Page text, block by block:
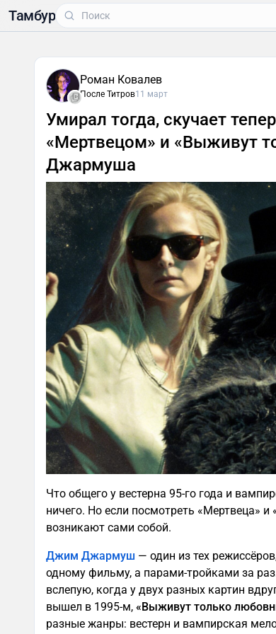
Тамбур
Роман Ковалев
После Титров11 март
Умирал тогда, скучает
«Мертвецом» и «Выживут
Джармуша
Что общего у вестерна 95-го года и
ничего. Но если посмотреть «Мертвеца»
возникают сами собой.
Джим Джармуш — один из тех
одному фильму, а парами-тройками за
вслепую, когда у двух разных картин
вышел в 1995-м, «Выживут только
разные жанры: вестерн и вампирская